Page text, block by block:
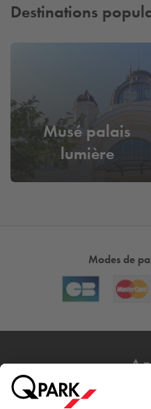
Destinations
Musé palais
lumière
Modes de
A